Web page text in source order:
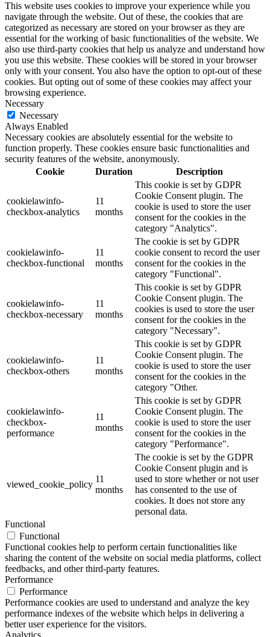
This website uses cookies to improve your experience while you
navigate through the website. Out of these, the cookies that are
categorized as necessary are stored on your browser as they are
essential for the working of basic functionalities of the website. We
also use third-party cookies that help us analyze and understand how
you use this website. These cookies will be stored in your browser
only with your consent. You also have the option to opt-out of these
cookies. But opting out of some of these cookies may affect your
browsing experience.
Necessary
Necessary
Always Enabled
Necessary cookies are absolutely essential for the website to
function properly. These cookies ensure basic functionalities and
security features of the website, anonymously.
Cookie
Duration Description
cookielawinfo-
checkbox-analytics
11
months
This cookie is set by GDPR
Cookie Consent plugin. The
cookie is used to store the user
consent for the cookies in the
category "Analytics".
cookielawinfo-
checkbox-functional
11
months
The cookie is set by GDPR
cookie consent to record the user
consent for the cookies in the
category "Functional".
cookielawinfo-
checkbox-necessary
11
months
This cookie is set by GDPR
Cookie Consent plugin. The
cookies is used to store the user
consent for the cookies in the
category "Necessary".
cookielawinfo-
checkbox-others
11
months
This cookie is set by GDPR
Cookie Consent plugin. The
cookie is used to store the user
consent for the cookies in the
category "Other.
cookielawinfo-
checkbox-
performance
11
months
This cookie is set by GDPR
Cookie Consent plugin. The
cookie is used to store the user
consent for the cookies in the
category "Performance".
viewed_cookie_policy
11
months
The cookie is set by the GDPR
Cookie Consent plugin and is
used to store whether or not user
has consented to the use of
cookies. It does not store any
personal data.
Functional
Functional
Functional cookies help to perform certain functionalities like
sharing the content of the website on social media platforms, collect
feedbacks, and other third-party features.
Performance
Performance
Performance cookies are used to understand and analyze the key
performance indexes of the website which helps in delivering a
better user experience for the visitors.